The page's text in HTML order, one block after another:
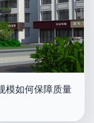
模如何保障质量